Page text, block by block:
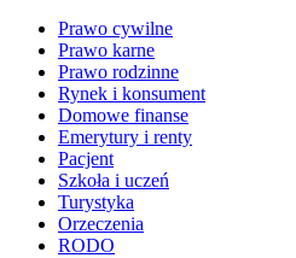
Prawo cywilne
Prawo karne
Prawo rodzinne
Rynek i konsument
Domowe finanse
Emerytury i renty
Pacjent
Szkoła i uczeń
Turystyka
Orzeczenia
RODO